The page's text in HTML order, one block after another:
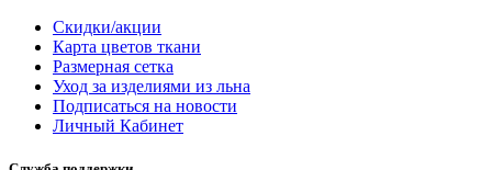
Скидки/акции
Карта цветов ткани
Размерная сетка
Уход за изделиями из льна
Подписаться на новости
Личный Кабинет